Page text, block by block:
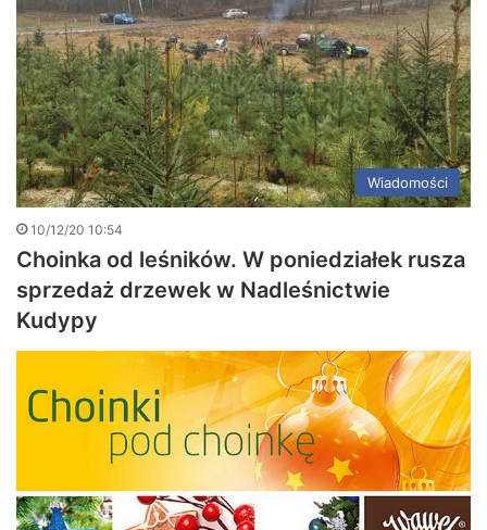
Wiadomości
10/12/20 10:54
Choinka od leśników. W poniedziałek rusza
sprzedaż drzewek w Nadleśnictwie
Kudypy